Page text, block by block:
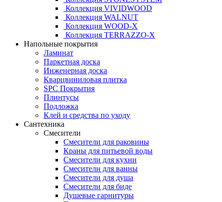
Коллекция VIVIDWOOD
Коллекция WALNUT
Коллекция WOOD-X
Коллекция ТЕRRАZZO-X
Напольные покрытия
Ламинат
Паркетная доска
Инженерная доска
Кварцвиниловая плитка
SPC Покрытия
Плинтусы
Подложка
Клей и средства по уходу
Сантехника
Смесители
Смесители для раковины
Краны для питьевой воды
Смесители для кухни
Смесители для ванны
Смесители для душа
Смесители для биде
Душевые гарнитуры